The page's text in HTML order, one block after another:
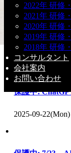
2022年 研修
2021年 研修
2020年 研修
2019年 研修
2018年 研修
コンサルタント
会社案内
お問い合わせ
保護中:
保護中:
こちらの記事もど
保護中:
2025-09-22(Mon)